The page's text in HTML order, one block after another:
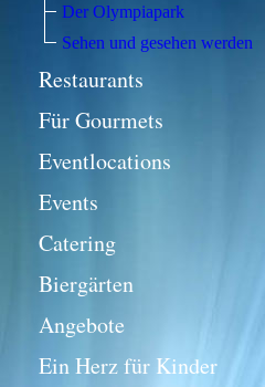
Der Olympiapark
Sehen und gesehen werden
Restaurants
Für Gourmets
Eventlocations
Events
Catering
Biergärten
Angebote
Ein Herz für Kinder